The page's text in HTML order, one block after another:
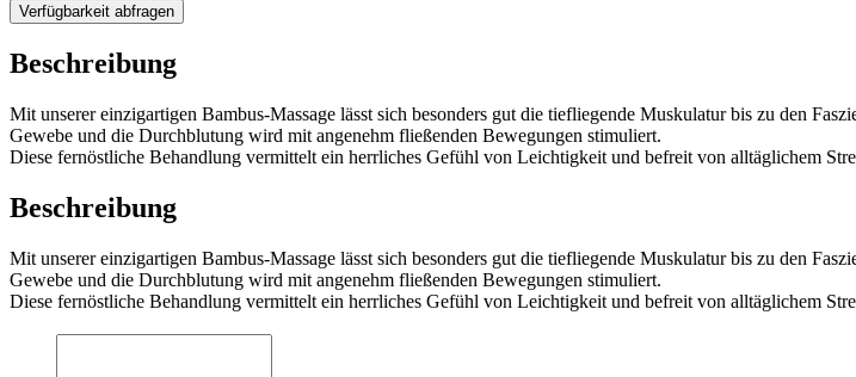
Verfügbarkeit abfragen
Beschreibung
Mit unserer einzigartigen Bambus-Massage lässt sich besonders gut die tiefliegende Muskulatur bis zu den
Gewebe und die Durchblutung wird mit angenehm fließenden Bewegungen stimuliert.
Diese fernöstliche Behandlung vermittelt ein herrliches Gefühl von Leichtigkeit und befreit von alltäglichem
Beschreibung
Mit unserer einzigartigen Bambus-Massage lässt sich besonders gut die tiefliegende Muskulatur bis zu den
Gewebe und die Durchblutung wird mit angenehm fließenden Bewegungen stimuliert.
Diese fernöstliche Behandlung vermittelt ein herrliches Gefühl von Leichtigkeit und befreit von alltäglichem